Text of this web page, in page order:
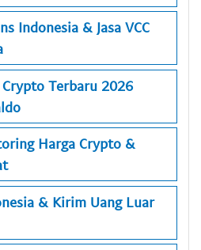
Indonesia & Jasa VCC
Terbaru 2026
Harga Crypto &
& Kirim Uang Luar